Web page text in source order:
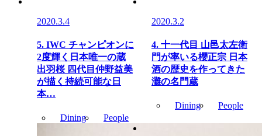
2020.3.4
5. IWC チャンピオンに
2度輝く日本唯一の蔵
出羽桜 四代目仲野益美
が描く持続可能な日
本…
Dining People
2020.3.2
4. 十一代目 山邑太左衛
門が率いる櫻正宗 日本
酒の歴史を作ってきた
灘の名門蔵
Dining People